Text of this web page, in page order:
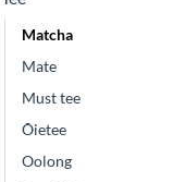
Matcha
Mate
Must tee
Õietee
Oolong